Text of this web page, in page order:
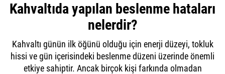
Kahvaltıda yapılan beslenme hataları
nelerdir?
Kahvaltı günün ilk öğünü olduğu için enerji düzeyi, tokluk
hissi ve gün içerisindeki beslenme düzeni üzerinde önemli
etkiye sahiptir. Ancak birçok kişi farkında olmadan